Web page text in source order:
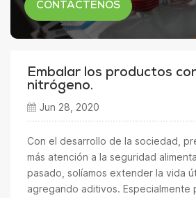
CONTÁCTENOS
Embalar los productos
nitrógeno.
Jun 28, 2020
Con el desarrollo de la sociedad,
más atención a la seguridad
pasado, solíamos extender la vida
agregando aditivos. Especialmente